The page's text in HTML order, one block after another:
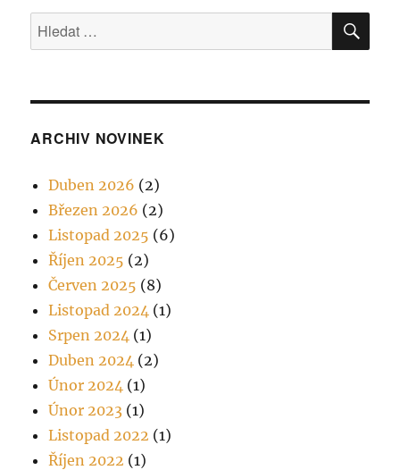
Hledat:
ARCHIV NOVINEK
Duben 2026 (2)
Březen 2026 (2)
Listopad 2025 (6)
Říjen 2025 (2)
Červen 2025 (8)
Listopad 2024 (1)
Srpen 2024 (1)
Duben 2024 (2)
Únor 2024 (1)
Únor 2023 (1)
Listopad 2022 (1)
Říjen 2022 (1)